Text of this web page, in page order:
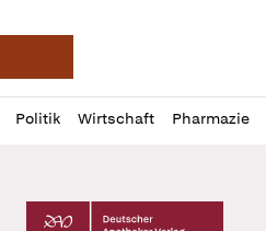
Deutsche Apotheker
Politik Wirtschaft Pharmazie
Profil
öffnen
Daz
Pur
Deutscher Apotheker Verlag